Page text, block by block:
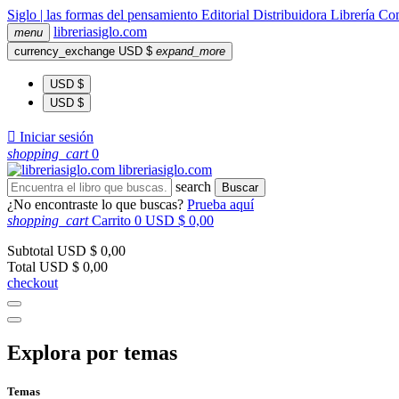
Siglo | las formas del pensamiento Editorial Distribuidora Librería
menu libreriasiglo.com
currency_exchange USD $ expand_more
USD $
USD $
 Iniciar sesión
shopping_cart 0
libreriasiglo.com
search
Buscar
¿No encontraste lo que buscas? Prueba aquí
shopping_cart Carrito 0 USD $ 0,00
Subtotal USD $ 0,00
Total USD $ 0,00
checkout
Explora por temas
Temas